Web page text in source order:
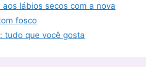
aos lábios secos com a nova
fosco
tudo que você gosta